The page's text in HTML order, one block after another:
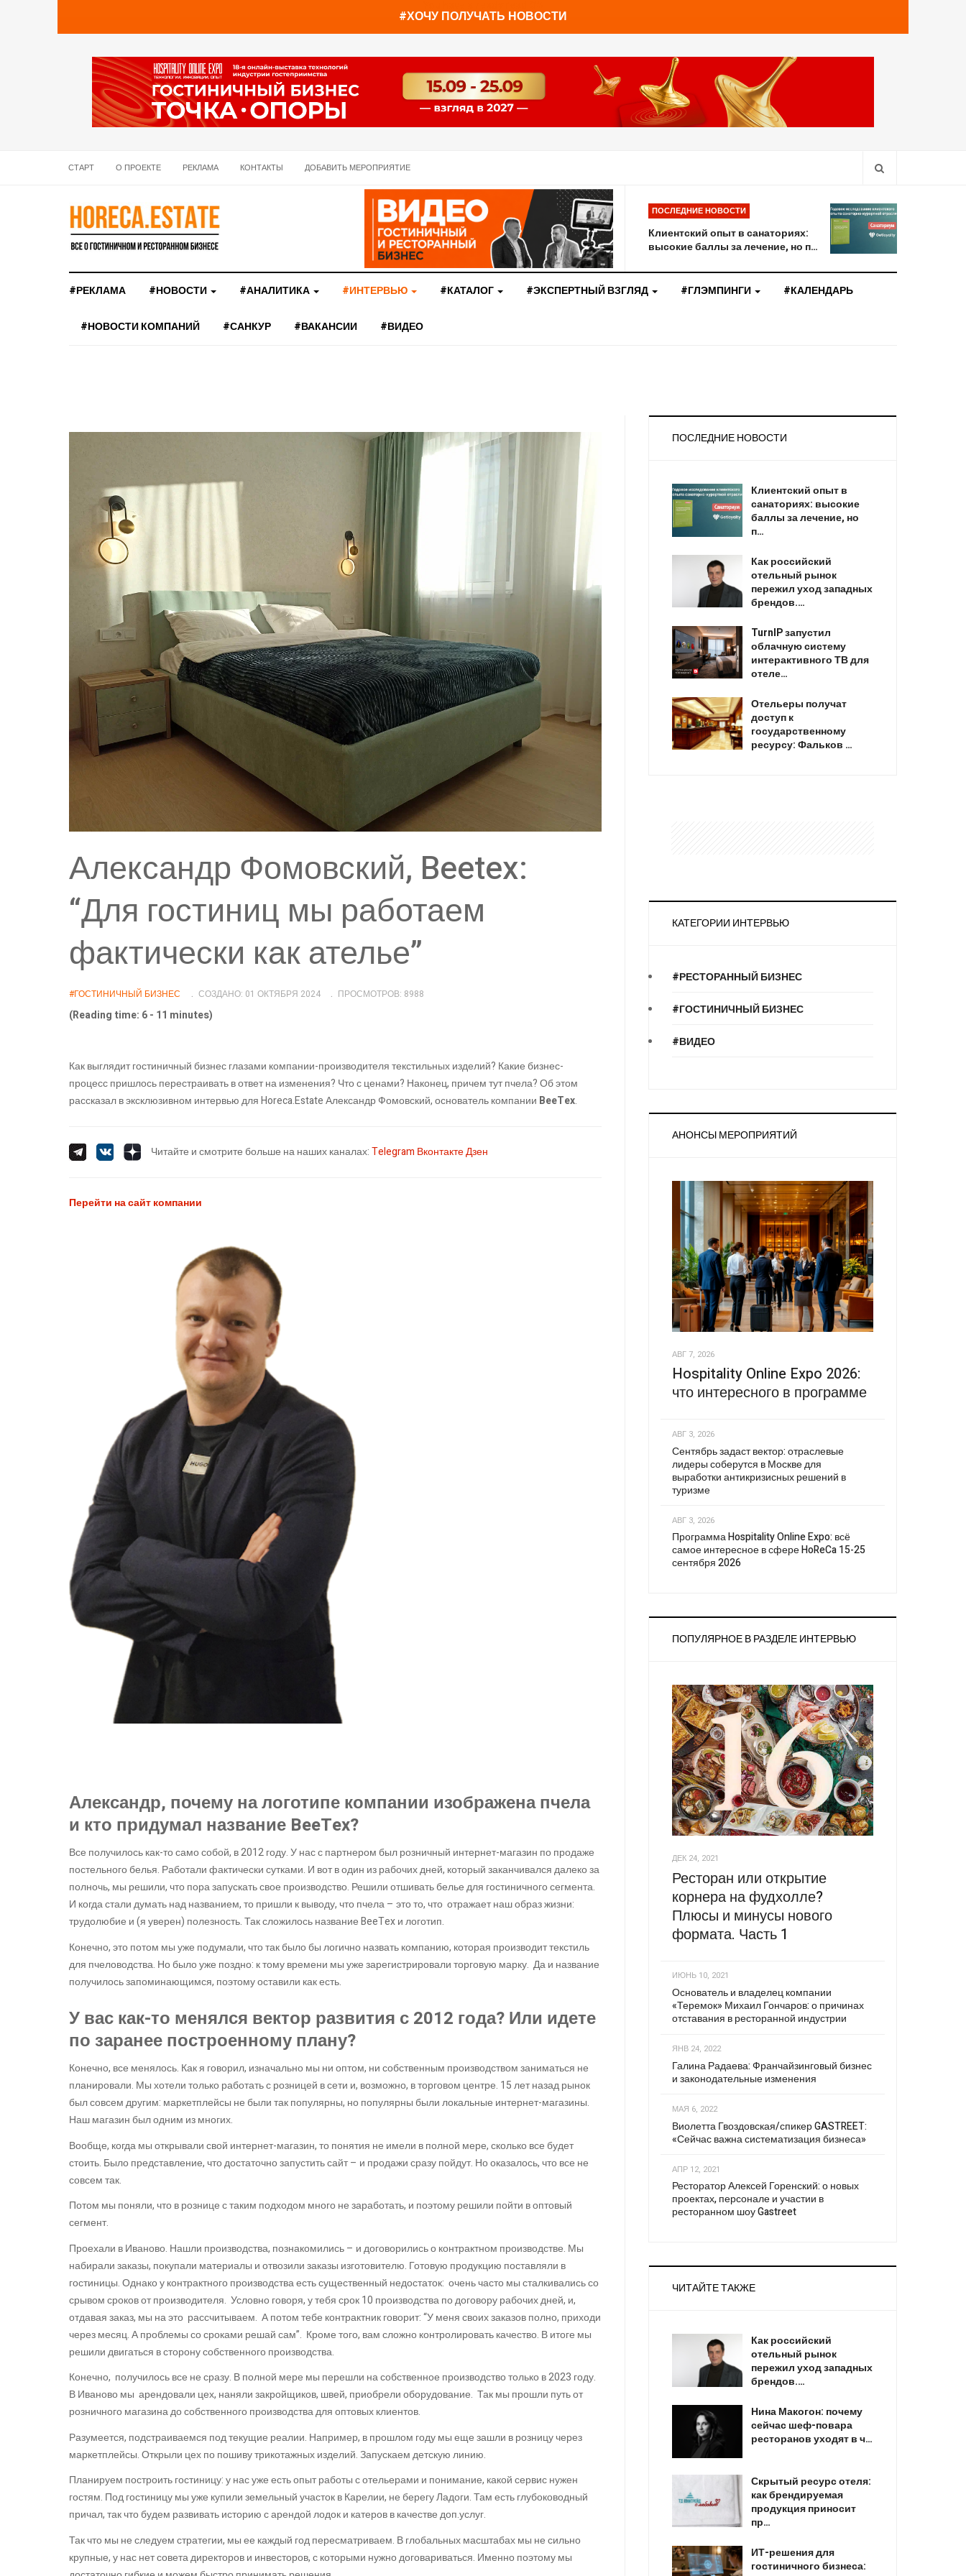
#ХОЧУ ПОЛУЧАТЬ НОВОСТИ
СТАРТ О ПРОЕКТЕ РЕКЛАМА КОНТАКТЫ ДОБАВИТЬ МЕРОПРИЯТИЕ
ПОСЛЕДНИЕ НОВОСТИ
Клиентский опыт в санаториях:
высокие баллы за лечение, но п…
#РЕКЛАМА #НОВОСТИ #АНАЛИТИКА #ИНТЕРВЬЮ #КАТАЛОГ #ЭКСПЕРТНЫЙ ВЗГЛЯД #ГЛЭМПИНГИ #КАЛЕНДАРЬ
#НОВОСТИ КОМПАНИЙ #САНКУР #ВАКАНСИИ #ВИДЕО
Александр Фомовский, Beetex:
“Для гостиниц мы работаем
фактически как ателье”
#ГОСТИНИЧНЫЙ БИЗНЕС СОЗДАНО: 01 ОКТЯБРЯ 2024 ПРОСМОТРОВ: 8988
(Reading time: 6 - 11 minutes)
Как выглядит гостиничный бизнес глазами компании-производителя текстильных изделий? Какие бизнес-
процесс пришлось перестраивать в ответ на изменения? Что с ценами? Наконец, причем тут пчела? Об этом
рассказал в эксклюзивном интервью для Horeca.Estate Александр Фомовский, основатель компании BeeTex.
Читайте и смотрите больше на наших каналах:Telegram ВконтактеДзен
Перейти на сайт компании
Александр, почему на логотипе компании изображена пчела
и кто придумал название BeeTex?
Все получилось как-то само собой, в 2012 году. У нас с партнером был розничный интернет-магазин по продаже
постельного белья. Работали фактически сутками. И вот в один из рабочих дней, который заканчивался далеко за
полночь, мы решили, что пора запускать свое производство. Решили отшивать белье для гостиничного сегмента.
И когда стали думать над названием, то пришли к выводу, что пчела – это то, что отражает наш образ жизни:
трудолюбие и (я уверен) полезность. Так сложилось название BeeTex и логотип.
Конечно, это потом мы уже подумали, что так было бы логично назвать компанию, которая производит текстиль
для пчеловодства. Но было уже поздно: к тому времени мы уже зарегистрировали торговую марку. Да и название
получилось запоминающимся, поэтому оставили как есть.
У вас как-то менялся вектор развития с 2012 года? Или идете
по заранее построенному плану?
Конечно, все менялось. Как я говорил, изначально мы ни оптом, ни собственным производством заниматься не
планировали. Мы хотели только работать с розницей в сети и, возможно, вторговом центре. 15 лет назад рынок
был совсем другим: маркетплейсы не были так популярны, но популярны были локальные интернет-магазины.
Наш магазин был одним из многих.
Вообще, когда мы открывали свой интернет-магазин, то понятия не имели в полной мере, сколько все будет
стоить. Было представление, что достаточно запустить сайт – и продажи сразу пойдут. Но оказалось, что все не
совсем так.
Потом мы поняли, что в рознице с таким подходом много не заработать, и поэтому решили пойти в оптовый
сегмент.
Проехали в Иваново. Нашли производства, познакомились – и договорились о контрактном производстве. Мы
набирали заказы, покупали материалы и отвозили заказы изготовителю. Готовую продукцию поставляли в
гостиницы. Однако у контрактного производства есть существенный недостаток: очень часто мы сталкивались со
срывом сроков от производителя. Условно говоря, у тебя срок 10 производства по договору рабочих дней, и,
отдавая заказ, мы на это рассчитываем. А потом тебе контрактник говорит: “У меня своих заказов полно, приходи
через месяц. А проблемы со сроками решай сам”. Кроме того, вам сложно контролировать качество. В итоге мы
решили двигаться в сторону собственного производства.
Конечно, получилось все не сразу. В полной мере мы перешли на собственное производство только в 2023 году.
В Иваново мы арендовали цех, наняли закройщиков, швей, приобрели оборудование. Так мы прошли путь от
розничного магазина до собственного производства для оптовых клиентов.
Разумеется, подстраиваемся под текущие реалии. Например, в прошлом году мы еще зашли в розницу через
маркетплейсы. Открыли цех по пошиву трикотажных изделий. Запускаем детскую линию.
Планируем построить гостиницу: у нас уже есть опыт работы с отельерами и понимание, какой сервис нужен
гостям. Под гостиницу мы уже купили земельный участок в Карелии, не берегу Ладоги. Там есть глубоководный
причал, так что будем развивать историю с арендой лодок и катеров в качестве доп.услуг.
Так что мы не следуем стратегии, мы ее каждый год пересматриваем. В глобальных масштабах мы не сильно
крупные, у нас нет совета директоров и инвесторов, с которыми нужно договариваться. Именно поэтому мы
ПОСЛЕДНИЕ НОВОСТИ
Клиентский опыт в
санаториях: высокие
баллы за лечение, но
п…
Как российский
отельный рынок
пережил уход западных
брендов.…
TurnIP запустил
облачную систему
интерактивного ТВ для
отеле…
Отельеры получат
доступ к
государственному
ресурсу: Фальков …
КАТЕГОРИИ ИНТЕРВЬЮ
#РЕСТОРАННЫЙ БИЗНЕС
#ГОСТИНИЧНЫЙ БИЗНЕС
#ВИДЕО
АНОНСЫ МЕРОПРИЯТИЙ
АВГ 7, 2026
Hospitality Online Expo 2026:
что интересного в программе
АВГ 3, 2026
Сентябрь задаст вектор: отраслевые
лидеры соберутся в Москве для
выработки антикризисных решений в
туризме
АВГ 3, 2026
Программа Hospitality Online Expo: всё
самое интересное в сфере HoReCa 15-25
сентября 2026
ПОПУЛЯРНОЕ В РАЗДЕЛЕ ИНТЕРВЬЮ
ДЕК 24, 2021
Ресторан или открытие
корнера на фудхолле?
Плюсы и минусы нового
формата. Часть 1
ИЮНЬ 10, 2021
Основатель и владелец компании
«Теремок» Михаил Гончаров: о причинах
отставания в ресторанной индустрии
ЯНВ 24, 2022
Галина Радаева: Франчайзинговый бизнес
и законодательные изменения
МАЯ 6, 2022
Виолетта Гвоздовская/спикер GASTREET:
«Сейчас важна систематизация бизнеса»
АПР 12, 2021
Ресторатор Алексей Горенский: о новых
проектах, персонале и участии в
ресторанном шоу Gastreet
ЧИТАЙТЕ ТАКЖЕ
Как российский
отельный рынок
пережил уход западных
брендов.…
Нина Макогон: почему
сейчас шеф-повара
ресторанов уходят в ч…
Скрытый ресурс отеля:
как брендируемая
продукция приносит
пр…
ИТ-решения для
гостиничного бизнеса: